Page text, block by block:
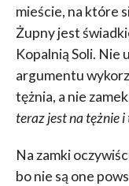
mieście, na które
Żupny jest
Kopalnią Soli. Nie
argumentu
tężnia, a nie zamek
teraz jest na tężnie i
Na zamki
bo nie są one